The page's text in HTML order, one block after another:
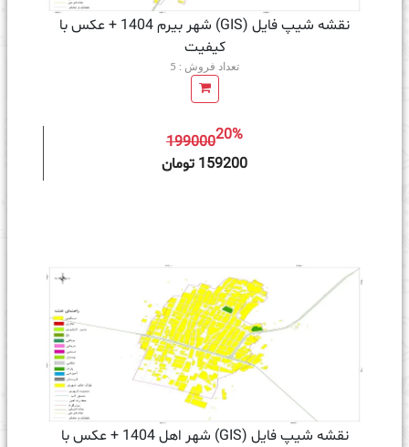
نقشه شیپ فایل (GIS) شهر بیرم 1404 + عکس با
کیفیت
تعداد فروش : 5
19900020%
159200 تومان
نقشه شیپ فایل (GIS) شهر اهل 1404 + عکس با